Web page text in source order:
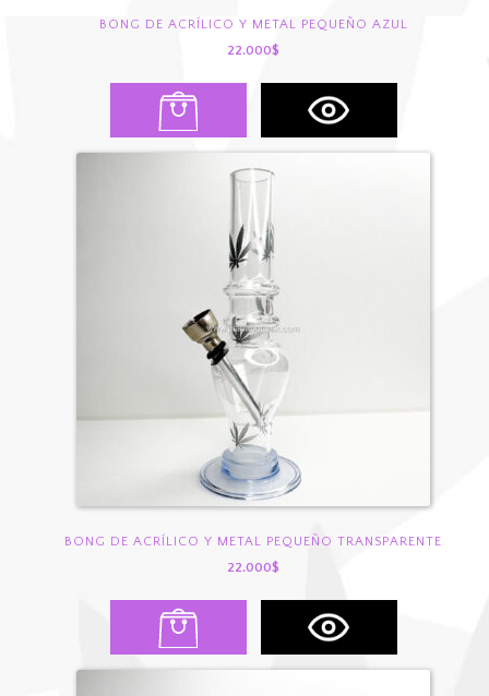
BONG DE ACRÍLICO Y METAL PEQUEÑO AZUL
22.000$
BONG DE ACRÍLICO Y METAL PEQUEÑO TRANSPARENTE
22.000$